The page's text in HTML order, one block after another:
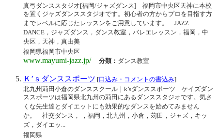
真弓ダンススタジオ[福岡/ジャズダンス] 福岡市中央区天神に本校
を置くジャズダンススタジオです。初心者の方からプロを目指す方
までレベルに応じたレッスンをご用意しています。 JAZZ
DANCE，ジャズダンス，ダンス教室，バレエレッスン，福岡，中
央区，天神，真由美
福岡県福岡市中央区
www.mayumi-jazz.jp/ 分類： ダンス教室
Ｋ’ｓダンススポーツ [口込み・コメントの書込み]
北九州苅田小倉のダンススクール｜k’sダンススポーツ ケイズダン
ススポーツは福岡県北九州の苅田にあるダンススタジオです。気さ
くな先生達とダイエットにも効果的なダンスを始めてみません
か。 社交ダンス， ，福岡，北九州，小倉，苅田，ジャズ，キッ
ズ，ダイエッ...
福岡県